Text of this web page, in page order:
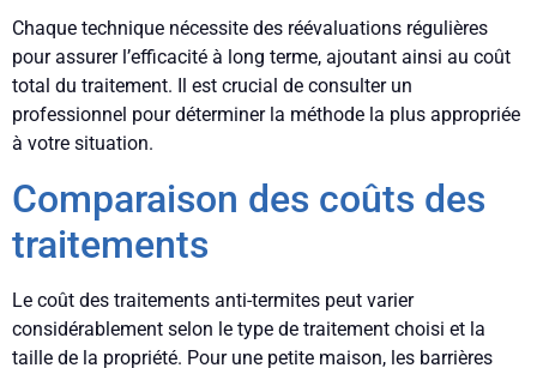
Chaque technique nécessite des réévaluations régulières
pour assurer l’efficacité à long terme, ajoutant ainsi au coût
total du traitement. Il est crucial de consulter un
professionnel pour déterminer la méthode la plus appropriée
à votre situation.
Comparaison des coûts des
traitements
Le coût des traitements anti-termites peut varier
considérablement selon le type de traitement choisi et la
taille de la propriété. Pour une petite maison, les barrières